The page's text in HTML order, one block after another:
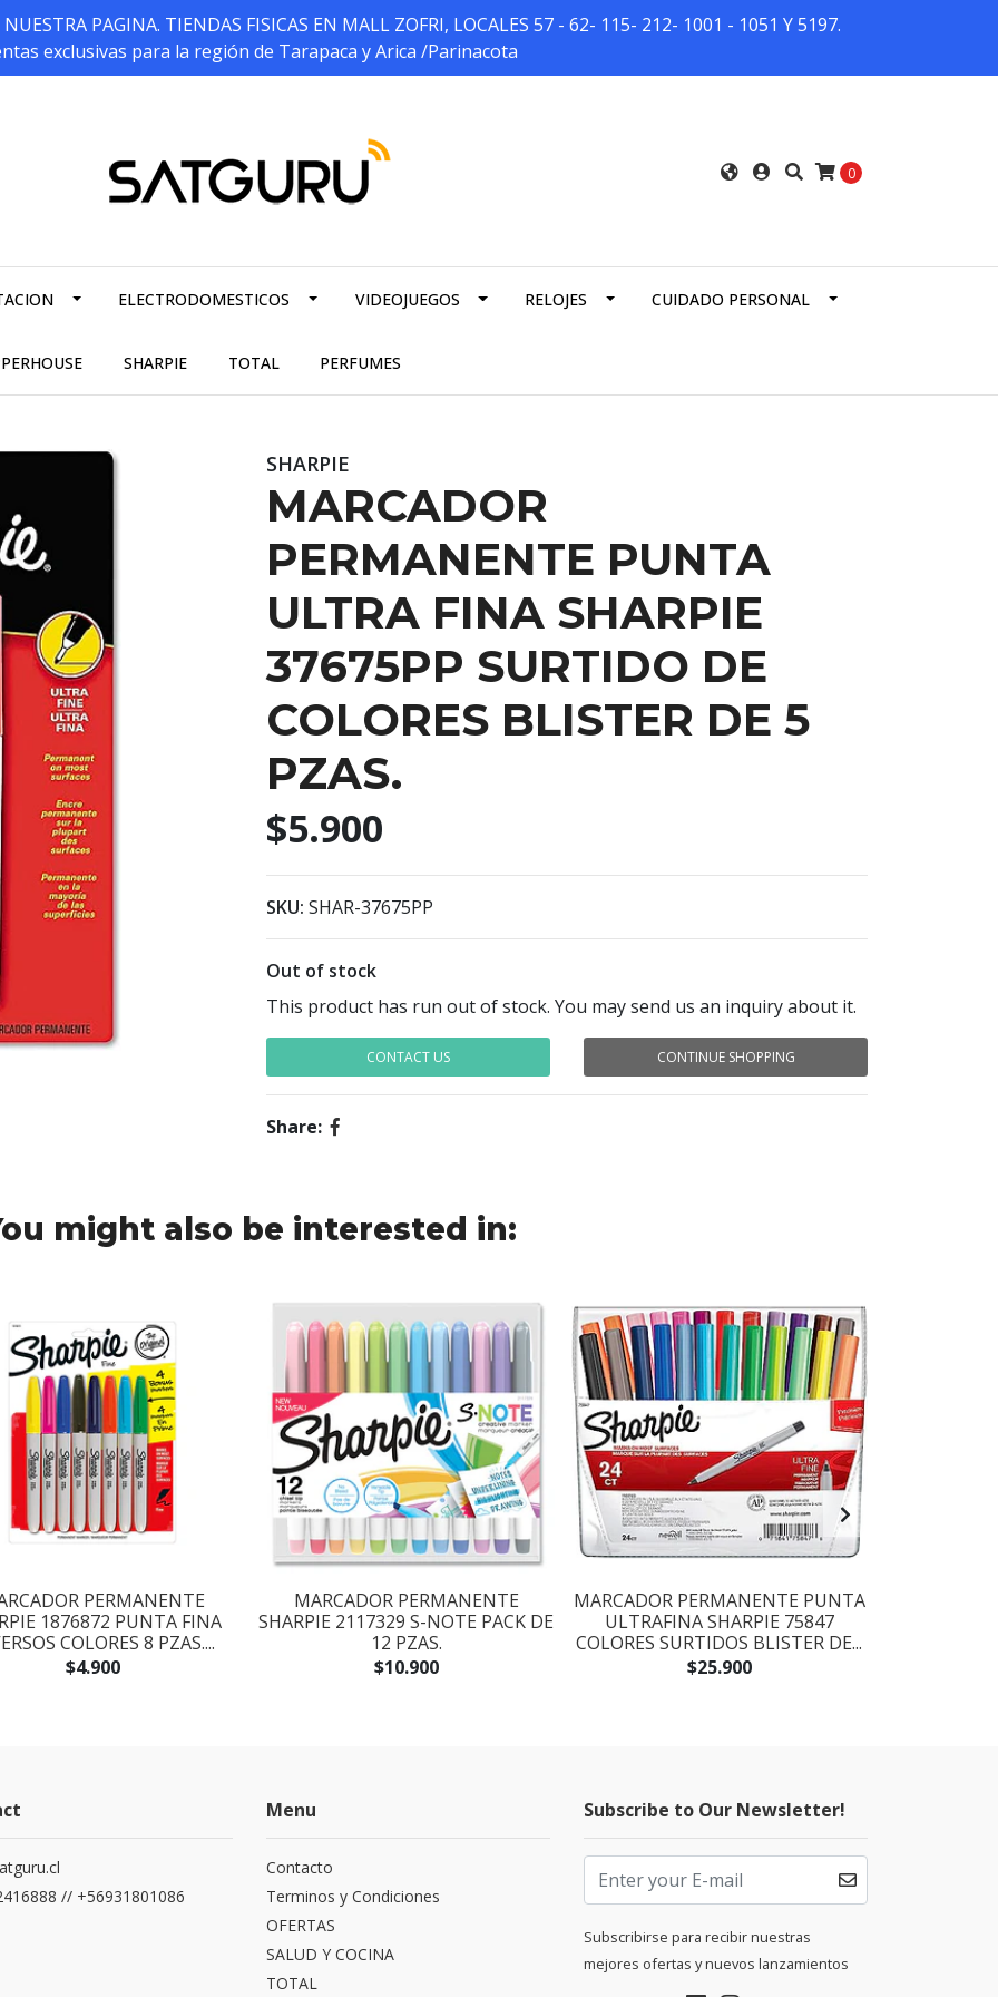
PAGINA. TIENDAS FISICAS EN MALL ZOFRI, LOCALES 57 - 62- 115- 212- 1001 - 1051 Y 5197.
exclusivas para la región de Tarapaca y Arica /Parinacota
0
ELECTRODOMESTICOS VIDEOJUEGOS RELOJES CUIDADO PERSONAL
SHARPIE TOTAL PERFUMES
SHARPIE
MARCADOR
PERMANENTE PUNTA
ULTRA FINA SHARPIE
37675PP SURTIDO DE
COLORES BLISTER DE 5
PZAS.
$5.900
SKU: SHAR-37675PP
Out of stock
This product has run out of stock. You may send us an inquiry about it.
CONTACT US CONTINUE SHOPPING
Share:
might also be interested in:
PERMANENTE
1876872 PUNTA FINA
COLORES 8 PZAS....
$4.900
MARCADOR PERMANENTE
SHARPIE 2117329 S-NOTE PACK DE
12 PZAS.
$10.900
MARCADOR PERMANENTE PUNTA
ULTRAFINA SHARPIE 75847
COLORES SURTIDOS BLISTER DE...
$25.900
// +56931801086
Menu
Contacto
Terminos y Condiciones
OFERTAS
SALUD Y COCINA
TOTAL
Subscribe to Our Newsletter!
Subscribirse para recibir nuestras
mejores ofertas y nuevos lanzamientos